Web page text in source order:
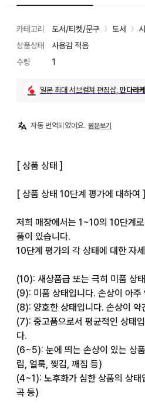
카테고리 도서/티켓/문구 〉 도서 〉
상품상태
사용감 적음
수량
1
일본 최대 서브컬쳐 편집샵, 만다라케
자동 번역되었어요. 원문보기
[ 상품 상태 ]
[ 상품 상태 10단계 평가에 대하여 ]
저희 매장에서는 1~10의 10단계
품이 있습니다.
10단계 평가의 각 상태에 대한 자
(10): 새상품급 또는 극히 미품 상
(9): 미품 상태입니다. 손상이 아주
(8): 양호한 상태입니다. 손상이 약
(7): 중고품으로서 평균적인 상태
다.
(6~5): 눈에 띄는 손상이 있는 상
림, 얼룩, 찢김, 깨짐 등)
(4~1): 노후화가 심한 상품의 상태
곡 등)